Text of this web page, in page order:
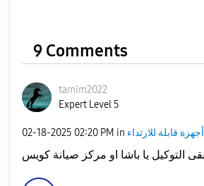
9 Comments
tamim2022
Expert Level 5
‎02-18-2025 02:20 PM in أجهزة قابلة للارتداء